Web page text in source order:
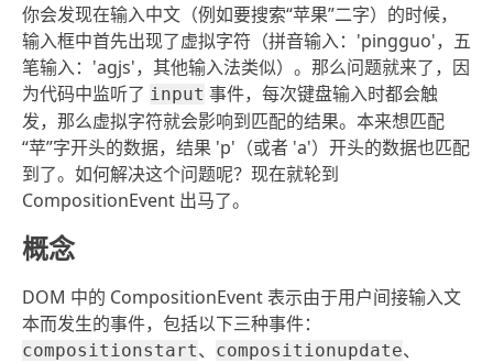
你会发现在输入中文（例如要搜索“苹果”二字）的时候，
输入框中首先出现了虚拟字符（拼音输入：'pingguo'，五
笔输入：'agjs'，其他输入法类似）。那么问题就来了，因
为代码中监听了 input 事件，每次键盘输入时都会触
发，那么虚拟字符就会影响到匹配的结果。本来想匹配
“苹”字开头的数据，结果 'p'（或者 'a'）开头的数据也匹配
到了。如何解决这个问题呢？现在就轮到
CompositionEvent 出马了。
概念
DOM 中的 CompositionEvent 表示由于用户间接输入文
本而发生的事件，包括以下三种事件：
compositionstart、 compositionupdate、